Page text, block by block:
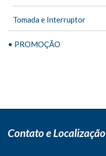
Tomada e Interruptor
• PROMOÇÃO
Contato e Localização